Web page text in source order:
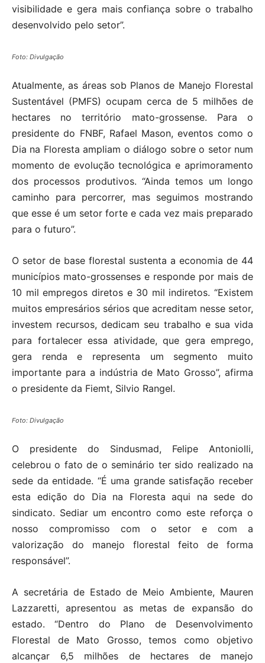
visibilidade e gera mais confiança sobre o trabalho
desenvolvido pelo setor”.
Foto: Divulgação
Atualmente, as áreas sob Planos de Manejo Florestal
Sustentável (PMFS) ocupam cerca de 5 milhões de
hectares no território mato-grossense. Para o
presidente do FNBF, Rafael Mason, eventos como o
Dia na Floresta ampliam o diálogo sobre o setor num
momento de evolução tecnológica e aprimoramento
dos processos produtivos. “Ainda temos um longo
caminho para percorrer, mas seguimos mostrando
que esse é um setor forte e cada vez mais preparado
para o futuro”.
O setor de base florestal sustenta a economia de 44
municípios mato-grossenses e responde por mais de
10 mil empregos diretos e 30 mil indiretos. “Existem
muitos empresários sérios que acreditam nesse setor,
investem recursos, dedicam seu trabalho e sua vida
para fortalecer essa atividade, que gera emprego,
gera renda e representa um segmento muito
importante para a indústria de Mato Grosso”, afirma
o presidente da Fiemt, Silvio Rangel.
Foto: Divulgação
O presidente do Sindusmad, Felipe Antoniolli,
celebrou o fato de o seminário ter sido realizado na
sede da entidade. “É uma grande satisfação receber
esta edição do Dia na Floresta aqui na sede do
sindicato. Sediar um encontro como este reforça o
nosso compromisso com o setor e com a
valorização do manejo florestal feito de forma
responsável”.
A secretária de Estado de Meio Ambiente, Mauren
Lazzaretti, apresentou as metas de expansão do
estado. “Dentro do Plano de Desenvolvimento
Florestal de Mato Grosso, temos como objetivo
alcançar 6,5 milhões de hectares de manejo